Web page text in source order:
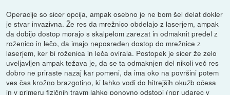
Operacije so sicer opcija, ampak osebno je ne bom šel delat dokler
je stvar invazivna. Že res da mrežnico obdelajo z laserjem, ampak
da dobijo dostop morajo s skalpelom zarezat in odmaknit predel z
roženico in lečo, da imajo neposreden dostop do mrežnice z
laserjem, ker bi roženica in leča ovirala. Postopek je sicer že zelo
uveljavljen ampak težava je, da se ta odmaknjen del nikoli več res
dobro ne priraste nazaj kar pomeni, da ima oko na površini potem
ves čas krožno brazgotino, ki lahko vodi do hitrejših okužb očesa
in v primeru fizičnih travm lahko ponovno odstopi (npr udarec v